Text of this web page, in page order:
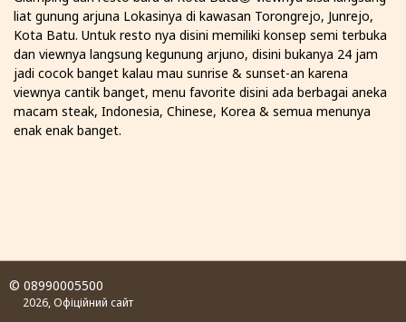
liat gunung arjuna Lokasinya di kawasan Torongrejo, Junrejo,
Kota Batu. Untuk resto nya disini memiliki konsep semi terbuka
dan viewnya langsung kegunung arjuno, disini bukanya 24 jam
jadi cocok banget kalau mau sunrise & sunset-an karena
viewnya cantik banget, menu favorite disini ada berbagai aneka
macam steak, Indonesia, Chinese, Korea & semua menunya
enak enak banget.
© 08990005500
2026, Офіційний сайт